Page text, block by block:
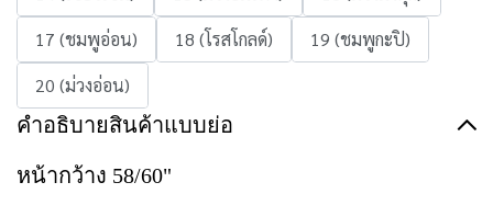
17 (ชมพูอ่อน)
18 (โรสโกลด์)
19 (ชมพูกะปิ)
20 (ม่วงอ่อน)
คำอธิบายสินค้าแบบย่อ
หน้ากว้าง 58/60"